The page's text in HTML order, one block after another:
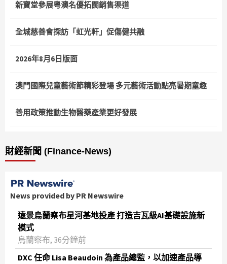
新寶堂參展粵澳名優拓闊銷售渠道
全城慈善會探訪「虹光軒」促傷健共融
2026年8月6日版面
澳門國際兒童藝術節精彩登場 多元藝術活動點亮暑期童趣
善用政策推動生物醫藥產業更好發展
財經新聞 (Finance-News)
News provided by PR Newswire
遠景烏蘭察布星河基地投產 打造吉瓦級AI基礎設施新
模式
烏蘭察布, 36分鐘前
DXC 任命 Lisa Beaudoin 為產品總監，以加速產品導